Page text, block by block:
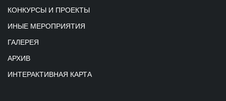
КОНКУРСЫ И ПРОЕКТЫ
ИНЫЕ МЕРОПРИЯТИЯ
ГАЛЕРЕЯ
АРХИВ
ИНТЕРАКТИВНАЯ КАРТА